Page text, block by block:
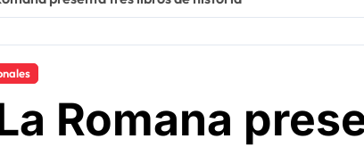
Romana